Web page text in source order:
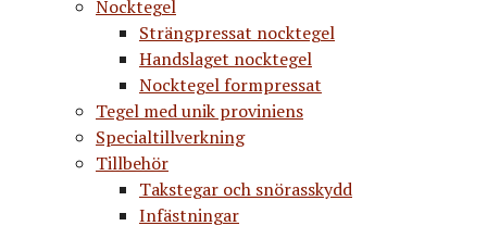
Nocktegel
Strängpressat nocktegel
Handslaget nocktegel
Nocktegel formpressat
Tegel med unik proviniens
Specialtillverkning
Tillbehör
Takstegar och snörasskydd
Infästningar